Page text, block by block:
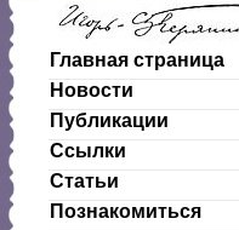
Главная страница
Новости
Публикации
Ссылки
Статьи
Познакомиться